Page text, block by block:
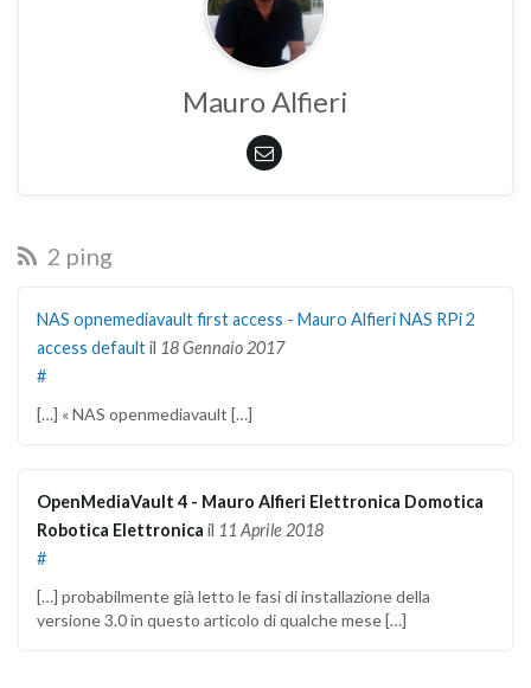
Mauro Alfieri
2 ping
NAS opnemediavault first access - Mauro Alfieri NAS RPi 2
access defaultil 18 Gennaio 2017
#
[…] « NAS openmediavault […]
OpenMediaVault 4 - Mauro Alfieri Elettronica Domotica
Robotica Elettronica il 11 Aprile 2018
#
[…] probabilmente già letto le fasi di installazione della
versione 3.0 in questo articolo di qualche mese […]